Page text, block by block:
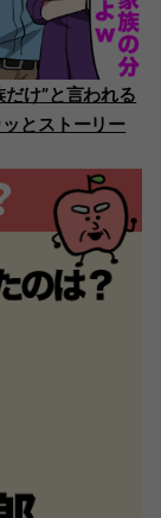
だけ”と言われる
とストーリー